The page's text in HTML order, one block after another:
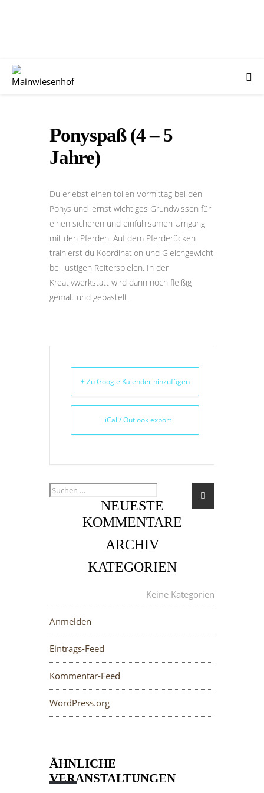
Ponyspaß (4 – 5
Jahre)
Du erlebst einen tollen Vormittag bei den
Ponys und lernst wichtiges Grundwissen für
einen sicheren und einfühlsamen Umgang
mit den Pferden. Auf dem Pferderücken
trainierst du Koordination und Gleichgewicht
bei lustigen Reiterspielen. In der
Kreativwerkstatt wird dann noch fleißig
gemalt und gebastelt.
+ Zu Google Kalender hinzufügen
+ iCal / Outlook export
NEUESTE
KOMMENTARE
ARCHIV
KATEGORIEN
Keine Kategorien
Anmelden
Eintrags-Feed
Kommentar-Feed
WordPress.org
ÄHNLICHE
VERANSTALTUNGEN